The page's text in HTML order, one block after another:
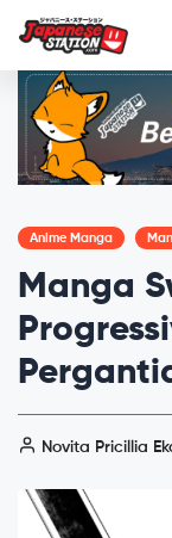
Anime Manga
Manga
Novita Pricillia